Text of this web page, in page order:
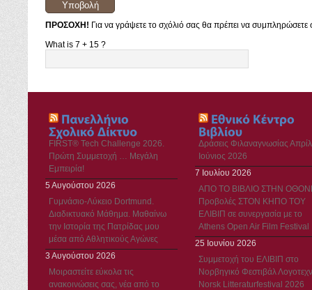
ΠΡΟΣΟΧΗ! Για να γράψετε το σχόλιό σας θα πρέπει να
What is 7 + 15 ?
FIRST® Tech Challenge 2026.
Πρώτη Συμμετοχή … Μεγάλη
Εμπειρία!
5 Αυγούστου 2026
Γυμνάσιο-Λύκειο Dortmund.
Διαδικτυακό Μάθημα. Μαθαίνω
την Ιστορία της Πατρίδας μου
μέσα από Αθλητικούς Αγώνες
3 Αυγούστου 2026
Μοιραστείτε εύκολα τις
ανακοινώσεις σας, νέα από το
Δράσεις Φιλαναγνωσίας
Ιούνιος 2026
7 Ιουλίου 2026
ΑΠΟ ΤΟ ΒΙΒΛΙΟ ΣΤΗΝ
Προβολές ΣΤΟΝ ΚΗΠΟ ΤΟΥ
ΕΛΙΒΙΠ σε συνεργασία με το
Athens Open Air Film Festival
25 Ιουνίου 2026
Συμμετοχή του ΕΛΙΒΙΠ στο
Νορβηγικό Φεστιβάλ
Norsk Litteraturfestival 2026